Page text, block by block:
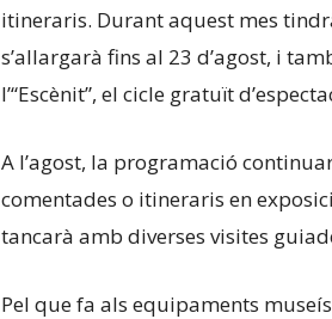
itineraris. Durant aquest mes
s’allargarà fins al 23 d’agost, i
l’“Escènit”, el cicle gratuït
A l’agost, la programació
comentades o itineraris en
tancarà amb diverses visites
Pel que fa als equipaments